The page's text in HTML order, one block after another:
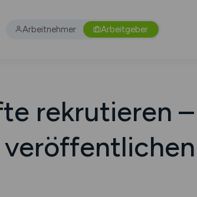
Arbeitnehmer Arbeitgeber
rekrutieren –
veröffentlichen